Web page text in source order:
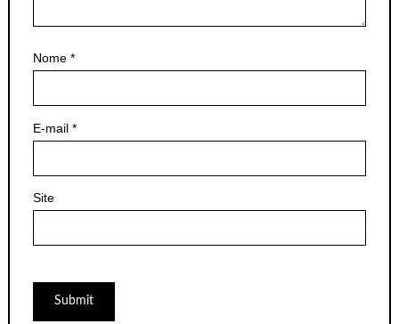
Nome *
E-mail *
Site